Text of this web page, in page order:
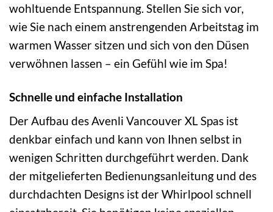
wohltuende Entspannung. Stellen Sie sich vor,
wie Sie nach einem anstrengenden Arbeitstag im
warmen Wasser sitzen und sich von den Düsen
verwöhnen lassen – ein Gefühl wie im Spa!
Schnelle und einfache Installation
Der Aufbau des Avenli Vancouver XL Spas ist
denkbar einfach und kann von Ihnen selbst in
wenigen Schritten durchgeführt werden. Dank
der mitgelieferten Bedienungsanleitung und des
durchdachten Designs ist der Whirlpool schnell